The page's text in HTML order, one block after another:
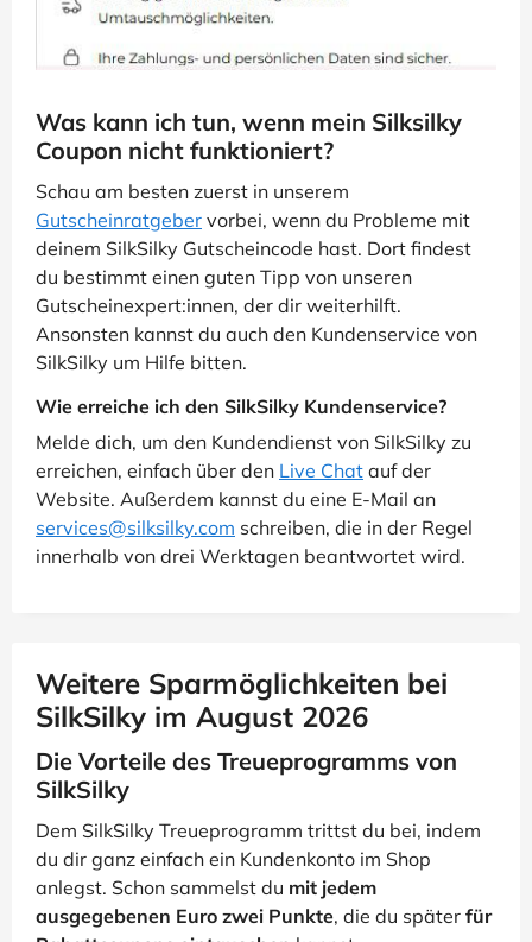
Was kann ich tun, wenn mein Silksilky
Coupon nicht funktioniert?
Schau am besten zuerst in unserem
Gutscheinratgeber vorbei, wenn du Probleme mit
deinem SilkSilky Gutscheincode hast. Dort findest
du bestimmt einen guten Tipp von unseren
Gutscheinexpert:innen, der dir weiterhilft.
Ansonsten kannst du auch den Kundenservice von
SilkSilky um Hilfe bitten.
Wie erreiche ich den SilkSilky Kundenservice?
Melde dich, um den Kundendienst von SilkSilky zu
erreichen, einfach über den Live Chat auf der
Website. Außerdem kannst du eine E-Mail an
services@silksilky.com schreiben, die in der Regel
innerhalb von drei Werktagen beantwortet wird.
Weitere Sparmöglichkeiten bei
SilkSilky im August 2026
Die Vorteile des Treueprogramms von
SilkSilky
Dem SilkSilky Treueprogramm trittst du bei, indem
du dir ganz einfach ein Kundenkonto im Shop
anlegst. Schon sammelst du mit jedem
ausgegebenen Euro zwei Punkte, die du später für